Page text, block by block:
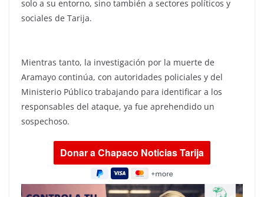
solo a su entorno, sino también a sectores políticos y
sociales de Tarija.
Mientras tanto, la investigación por la muerte de
Aramayo continúa, con autoridades policiales y del
Ministerio Público trabajando para identificar a los
responsables del ataque, ya fue aprehendido un
sospechoso.